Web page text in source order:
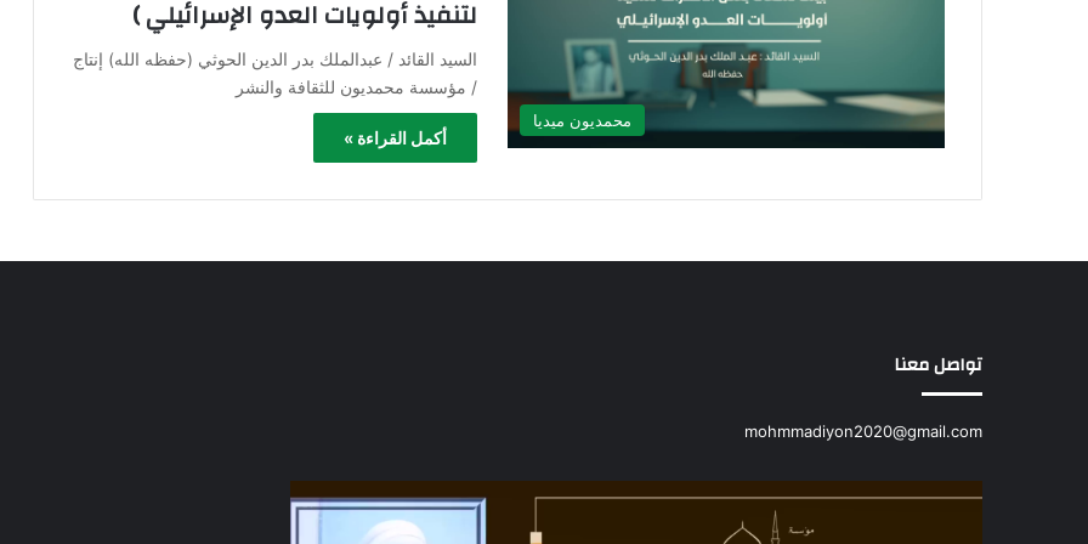
محمديون ميديا
لتنفيذ أولويات العدو الإسرائيلي )
السيد القائد / عبدالملك بدر الدين الحوثي (حفظه الله) إنتاج
/ مؤسسة محمديون للثقافة والنشر
أكمل القراءة »
تواصل معنا
mohmmadiyon2020@gmail.com
دورة
الرسالة